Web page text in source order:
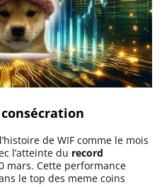
consécration
de WIF comme le mois
l’atteinte du record
mars. Cette performance
le top des meme coins